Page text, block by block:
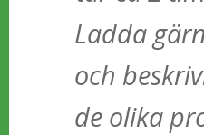
Ladda
och
de olika